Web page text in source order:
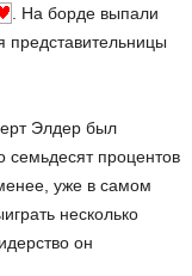
. На борде выпали
представительницы
Элдер был
семьдесят процентов
уже в самом
несколько
он